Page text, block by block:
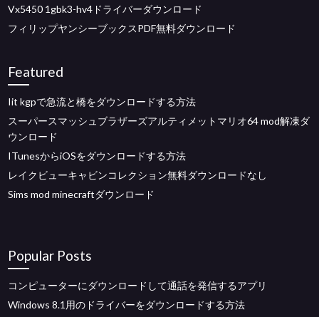
Vx5450 1gbk3-hv4ドライバーダウンロード
フィリップヤンシーブックスPDF無料ダウンロード
Featured
Iit kgpで急流と橋をダウンロードする方法
スーパースマッシュブラザーズアルティメットマリオ64 mod解凍ダ
ウンロード
ITunesからiOSをダウンロードする方法
レイクビューキャビンコレクション無料ダウンロードなし
Sims mod minecraftダウンロード
Popular Posts
コンピューターにダウンロードして通話を発信するアプリ
Windows 8.1用のドライバーをダウンロードする方法